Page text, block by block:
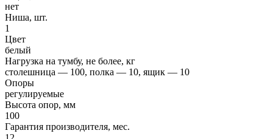
нет
Ниша, шт.
1
Цвет
белый
Нагрузка на тумбу, не более, кг
столешница — 100, полка — 10, ящик — 10
Опоры
регулируемые
Высота опор, мм
100
Гарантия производителя, мес.